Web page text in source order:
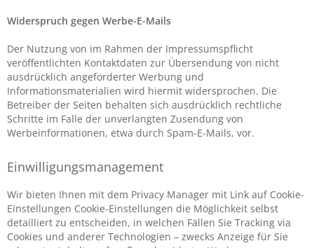
Widerspruch gegen Werbe-E-Mails
Der Nutzung von im Rahmen der Impressumspflicht
veröffentlichten Kontaktdaten zur Übersendung von nicht
ausdrücklich angeforderter Werbung und
Informationsmaterialien wird hiermit widersprochen. Die
Betreiber der Seiten behalten sich ausdrücklich rechtliche
Schritte im Falle der unverlangten Zusendung von
Werbeinformationen, etwa durch Spam-E-Mails, vor.
Einwilligungsmanagement
Wir bieten Ihnen mit dem Privacy Manager mit Link auf Cookie-
Einstellungen Cookie-Einstellungen die Möglichkeit selbst
detailliert zu entscheiden, in welchen Fällen Sie Tracking via
Cookies und anderer Technologien – zwecks Anzeige für Sie